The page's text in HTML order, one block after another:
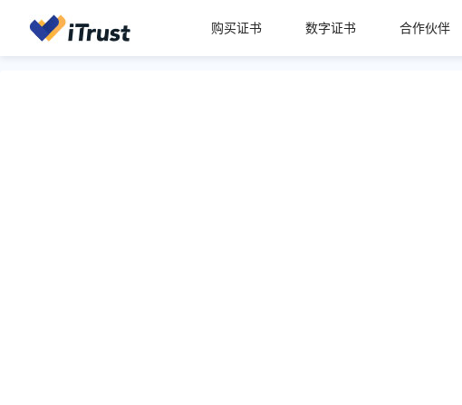
购买证书 数字证书 合作伙伴